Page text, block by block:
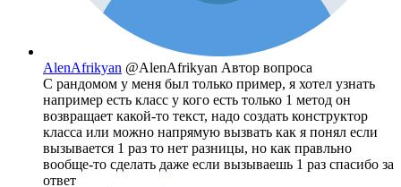
AlenAfrikyan @AlenAfrikyan Автор вопроса
С рандомом у меня был только пример, я хотел узнать
например есть класс у кого есть только 1 метод он
возвращает какой-то текст, надо создать конструктор
класса или можно напрямую вызвать как я понял если
вызывается 1 раз то нет разницы, но как правльно
вообще-то сделать даже если вызываешь 1 раз спасибо за
ответ